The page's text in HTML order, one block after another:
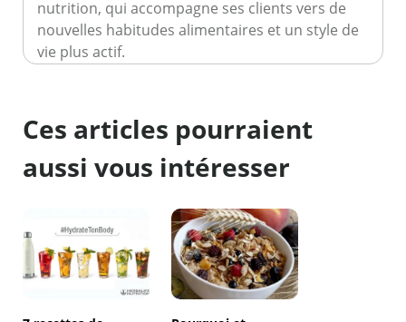
nutrition, qui accompagne ses clients vers de
nouvelles habitudes alimentaires et un style de
vie plus actif.
Ces articles pourraient
aussi vous intéresser